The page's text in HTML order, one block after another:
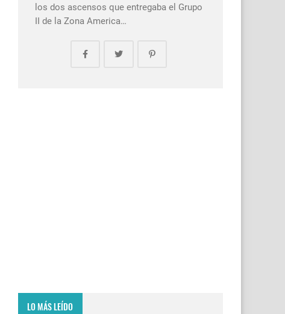
los dos ascensos que entregaba el Grupo
II de la Zona America…
LO MÁS LEÍDO